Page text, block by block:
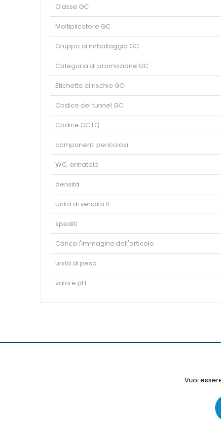
Classe GC
Moltiplicatore GC
Gruppo di imballaggio GC
Categoria di promozione GC
Etichetta di rischio GC
Codice del tunnel GC
Codice GC LQ
componenti pericolosi
WC, orinatoio
densità
Unità di vendita II
spediti
Carica l'immagine dell'articolo
unità di peso
valore pH
Vuoi